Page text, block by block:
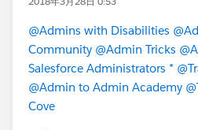
@Admins with Disabilities
Community @Admin Tricks
Salesforce Administrators *
@Admin to Admin Academy
Cove